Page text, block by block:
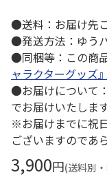
●送料：お届け先
●発送方法：ゆう
●同梱等：この商
ャラクターグッズ』
●お届けについて
でお届けいたします
※お届けまでに祝
ございますのであ
3,900円(送料別